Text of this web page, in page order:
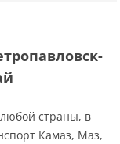
страны, в
Камаз, Маз,